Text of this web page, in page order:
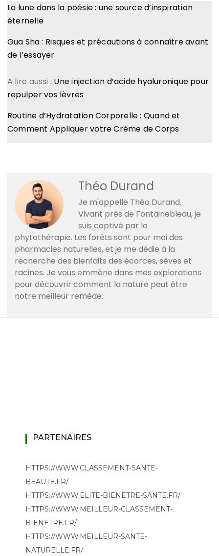
La lune dans la poésie : une source d’inspiration
éternelle
Gua Sha : Risques et précautions à connaître avant
de l’essayer
A lire aussi : Une injection d’acide hyaluronique pour
repulper vos lèvres
Routine d’Hydratation Corporelle : Quand et
Comment Appliquer votre Crème de Corps
Théo Durand
Je m'appelle Théo Durand.
Vivant près de Fontainebleau, je
suis captivé par la
phytothérapie. Les forêts sont pour moi des
pharmacies naturelles, et je me dédie à la
recherche des bienfaits des écorces, sèves et
racines. Je vous emmène dans mes explorations
pour découvrir comment la nature peut être
notre meilleur remède.
PARTENAIRES
HTTPS://WWW.CLASSEMENT-SANTE-
BEAUTE.FR/
HTTPS://WWW.ELITE-BIENETRE-SANTE.FR/
HTTPS://WWW.MEILLEUR-CLASSEMENT-
BIENETRE.FR/
HTTPS://WWW.MEILLEUR-SANTE-
NATURELLE.FR/